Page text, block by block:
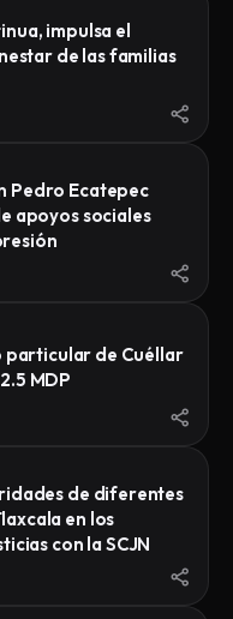
impulsa el
de las familias
Pedro Ecatepec
apoyos sociales
particular de Cuéllar
MDP
de diferentes
en los
con la SCJN